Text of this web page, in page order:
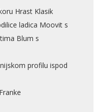
je novo
Hrast Klasik
ladica Moovit s
Blum s
profilu ispod